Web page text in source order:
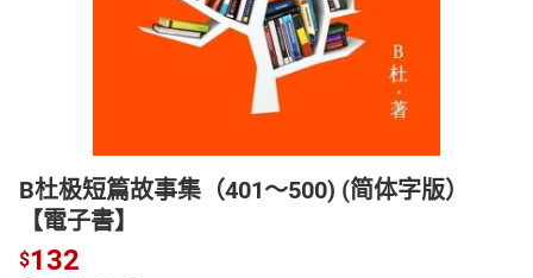
B杜极短篇故事集（401～500) (简体字版）
【電子書】
$132